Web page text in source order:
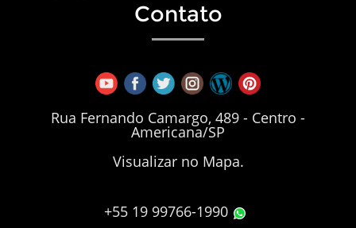
Contato
Rua Fernando Camargo, 489 - Centro -
Americana/SP
Visualizar no Mapa.
+55 19 99766-1990